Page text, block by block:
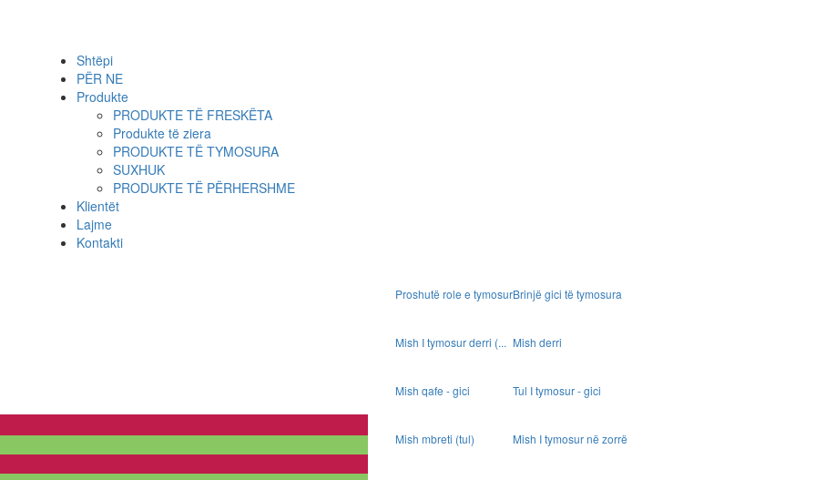
Shtëpi
PËR NE
Produkte
PRODUKTE TË FRESKËTA
Produkte të ziera
PRODUKTE TË TYMOSURA
SUXHUK
PRODUKTE TË PËRHERSHME
Klientët
Lajme
Kontakti
Proshutë role e tymosurBrinjë gici të tymosura
Mish I tymosur derri (... Mish derri
Mish qafe - gici Tul I tymosur - gici
Mish mbreti (tul) Mish I tymosur në zorrë